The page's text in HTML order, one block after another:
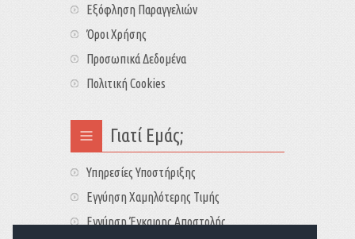
Εξόφληση Παραγγελιών
Όροι Χρήσης
Προσωπικά Δεδομένα
Πολιτική Cookies
Γιατί Εμάς;
Υπηρεσίες Υποστήριξης
Εγγύηση Χαμηλότερης Τιμής
Εγγύηση Έγκαιρης Αποστολής